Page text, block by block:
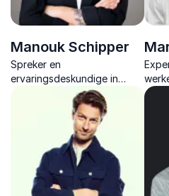
Manouk Schipper
Spreker en
ervaringsdeskundige in
mentale signalen laat zien
hoe gedrag voorafgaat aan
uitval en helpt organisaties
eerder ingrijpen en beter
functioneren
met